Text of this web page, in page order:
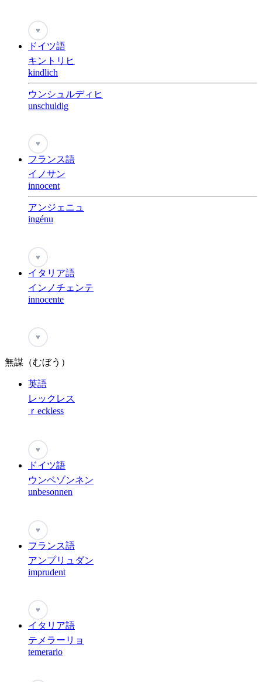
♥
ドイツ語
キントリヒ
kindlich
ウンシュルディヒ
unschuldig
♥
フランス語
イノサン
innocent
アンジェニュ
ingénu
♥
イタリア語
インノチェンテ
innocente
♥
無謀（むぼう）
英語
レックレス
ｒeckless
♥
ドイツ語
ウンベゾンネン
unbesonnen
♥
フランス語
アンプリュダン
imprudent
♥
イタリア語
テメラーリョ
temerario